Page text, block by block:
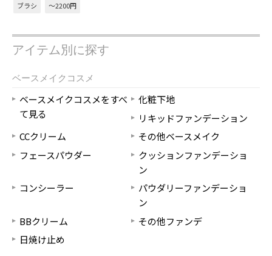
ブラシ ～2200円
アイテム別に探す
ベースメイクコスメ
ベースメイクコスメをすべ
て見る
化粧下地
リキッドファンデーション
CCクリーム
その他ベースメイク
フェースパウダー
クッションファンデーショ
ン
コンシーラー
パウダリーファンデーショ
ン
BBクリーム
その他ファンデ
日焼け止め